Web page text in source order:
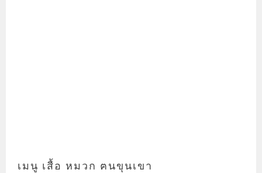
เมนู เสื้อ หมวก ฅนขุนเขา